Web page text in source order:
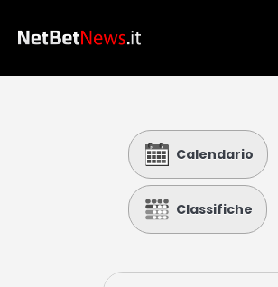
Calcio
Basket
Tennis
Calendario
Classifiche